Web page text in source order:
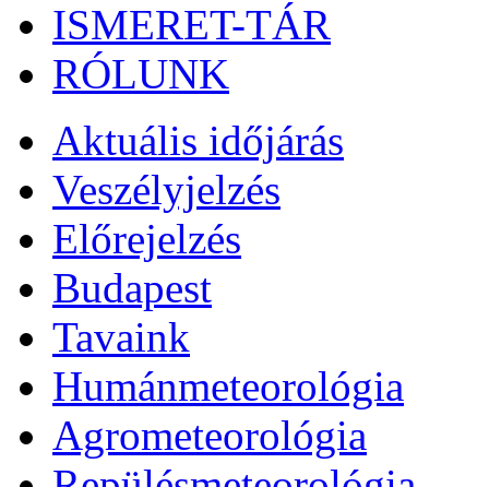
ISMERET-TÁR
RÓLUNK
Aktuális időjárás
Veszélyjelzés
Előrejelzés
Budapest
Tavaink
Humánmeteorológia
Agrometeorológia